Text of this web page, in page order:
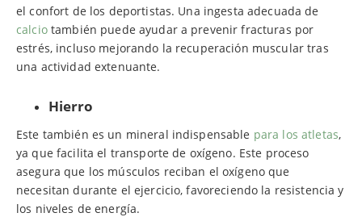
el confort de los deportistas. Una ingesta adecuada de
calciotambién puede ayudar a prevenir fracturas por
estrés, incluso mejorando la recuperación muscular tras
una actividad extenuante.
Hierro
Este también es un mineral indispensable para los atletas,
ya que facilita el transporte de oxígeno. Este proceso
asegura que los músculos reciban el oxígeno que
necesitan durante el ejercicio, favoreciendo la resistencia y
los niveles de energía.